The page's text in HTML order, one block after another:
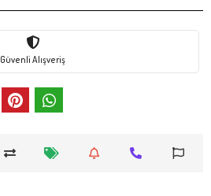
Güvenli Alışveriş